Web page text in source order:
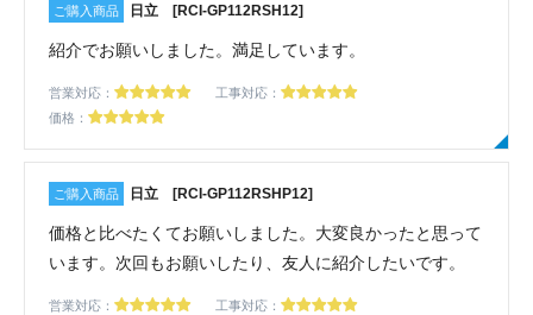
日立 [RCI-GP112RSH12]
紹介でお願いしました。満足しています。
営業対応：
工事対応：
価格：
日立 [RCI-GP112RSHP12]
価格と比べたくてお願いしました。大変良かったと思って
います。次回もお願いしたり、友人に紹介したいです。
営業対応： 工事対応：